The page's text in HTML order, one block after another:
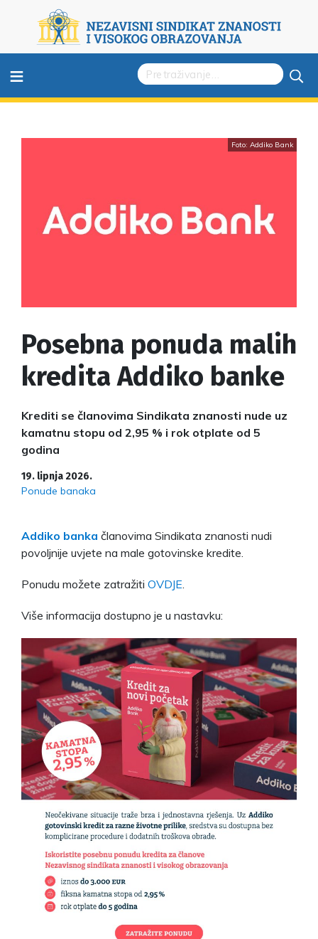
≡
Foto: Addiko Bank
Posebna ponuda malih
kredita Addiko banke
Krediti se članovima Sindikata znanosti nude uz
kamatnu stopu od 2,95 % i rok otplate od 5
godina
19. lipnja 2026.
Ponude banaka
Addiko banka članovima Sindikata znanosti nudi
povoljnije uvjete na male gotovinske kredite.
Ponudu možete zatražiti OVDJE.
Više informacija dostupno je u nastavku: